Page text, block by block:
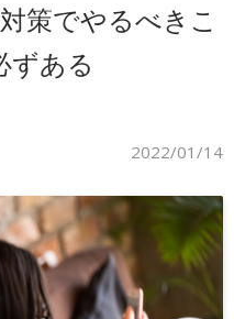
策でやるべきこ
ずある
2022/01/14